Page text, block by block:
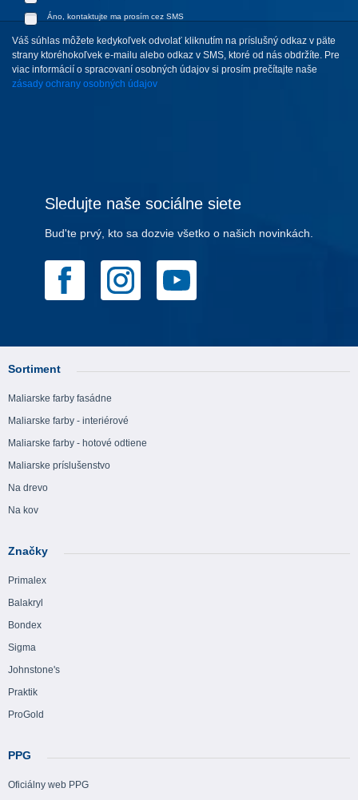
Áno, kontaktujte ma prosím cez SMS
Váš súhlas môžete kedykoľvek odvolať kliknutím na príslušný odkaz v päte
strany ktoréhokoľvek e-mailu alebo odkaz v SMS, ktoré od nás obdržíte. Pre
viac informácií o spracovaní osobných údajov si prosím prečítajte naše
zásady ochrany osobných údajov
Sledujte naše sociálne siete
Bud'te prvý, kto sa dozvie všetko o našich novinkách.
Sortiment
Maliarske farby fasádne
Maliarske farby - interiérové
Maliarske farby - hotové odtiene
Maliarske príslušenstvo
Na drevo
Na kov
Značky
Primalex
Balakryl
Bondex
Sigma
Johnstone's
Praktik
ProGold
PPG
Oficiálny web PPG